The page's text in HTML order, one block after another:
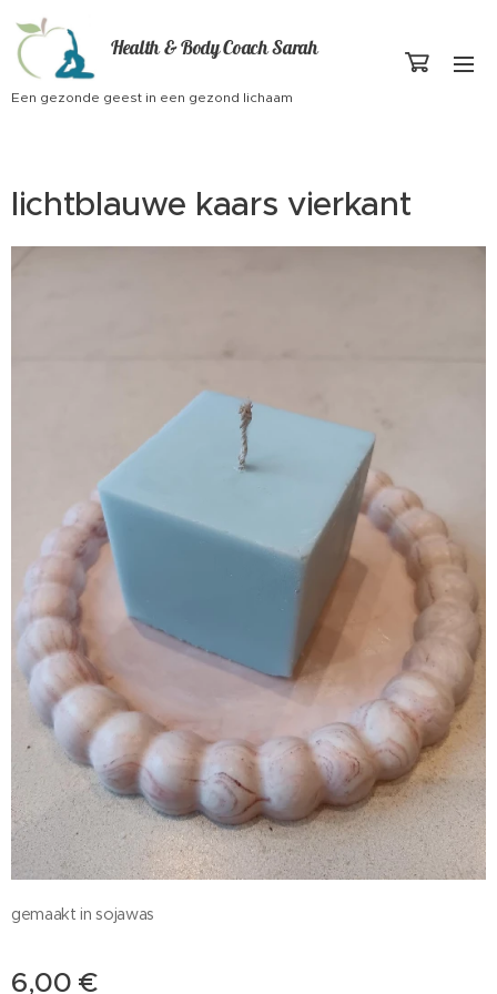
Health & Body Coach Sarah
Een gezonde geest in een gezond lichaam
lichtblauwe kaars vierkant
gemaakt in sojawas
6,00 €